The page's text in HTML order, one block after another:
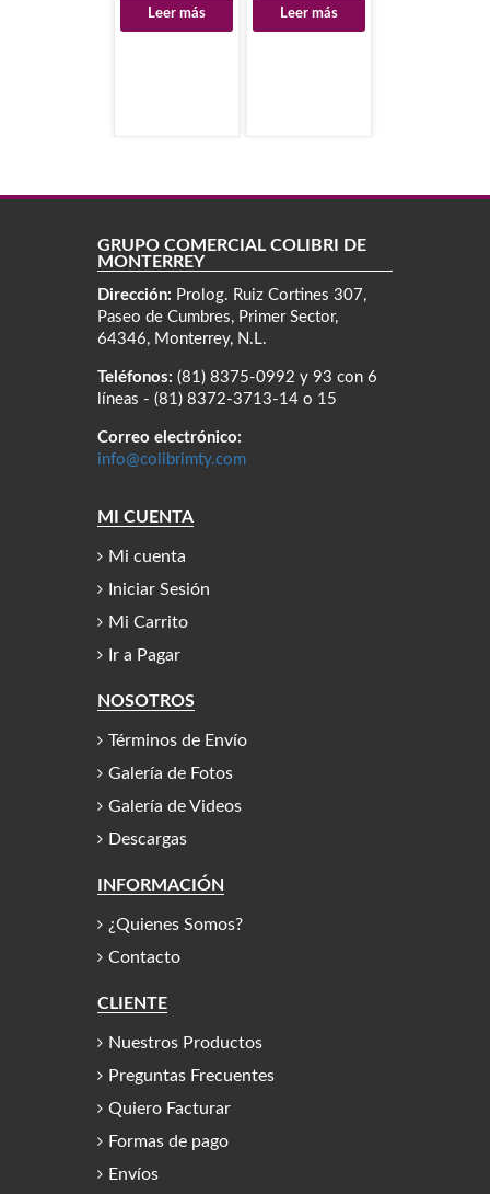
Leer más Leer más
GRUPO COMERCIAL COLIBRÍ DE
MONTERREY
Dirección: Prolog. Ruiz Cortines 307,
Paseo de Cumbres, Primer Sector,
64346, Monterrey, N.L.
Teléfonos: (81) 8375-0992 y 93 con 6
líneas - (81) 8372-3713-14 o 15
Correo electrónico:
info@colibrimty.com
MI CUENTA
Mi cuenta
Iniciar Sesión
Mi Carrito
Ir a Pagar
NOSOTROS
Términos de Envío
Galería de Fotos
Galería de Videos
Descargas
INFORMACIÓN
¿Quienes Somos?
Contacto
CLIENTE
Nuestros Productos
Preguntas Frecuentes
Quiero Facturar
Formas de pago
Envíos